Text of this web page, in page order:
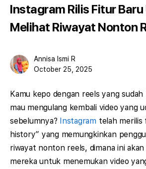
Instagram Rilis Fitur
Melihat Riwayat Nonton
Annisa Ismi R
October 25, 2025
Kamu kepo dengan reels yang
mau mengulang kembali video yang
sebelumnya? Instagram telah
history” yang memungkinkan
riwayat nonton reels, dimana ini
mereka untuk menemukan video